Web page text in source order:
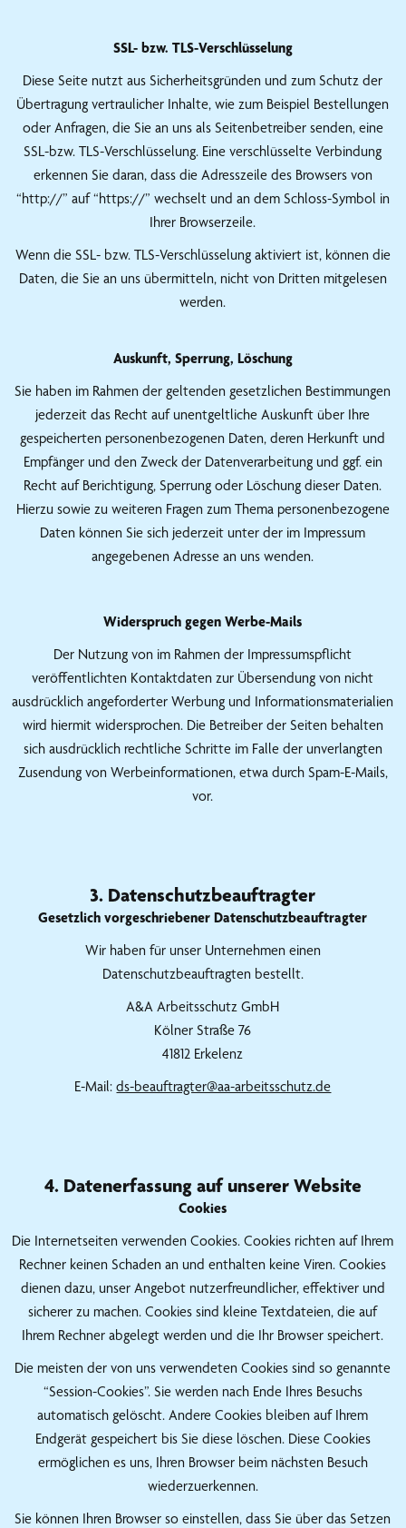
SSL- bzw. TLS-Verschlüsselung
Diese Seite nutzt aus Sicherheitsgründen und zum Schutz der
Übertragung vertraulicher Inhalte, wie zum Beispiel Bestellungen
oder Anfragen, die Sie an uns als Seitenbetreiber senden, eine
SSL-bzw. TLS-Verschlüsselung. Eine verschlüsselte Verbindung
erkennen Sie daran, dass die Adresszeile des Browsers von
“http://” auf “https://” wechselt und an dem Schloss-Symbol in
Ihrer Browserzeile.
Wenn die SSL- bzw. TLS-Verschlüsselung aktiviert ist, können die
Daten, die Sie an uns übermitteln, nicht von Dritten mitgelesen
werden.
Auskunft, Sperrung, Löschung
Sie haben im Rahmen der geltenden gesetzlichen Bestimmungen
jederzeit das Recht auf unentgeltliche Auskunft über Ihre
gespeicherten personenbezogenen Daten, deren Herkunft und
Empfänger und den Zweck der Datenverarbeitung und ggf. ein
Recht auf Berichtigung, Sperrung oder Löschung dieser Daten.
Hierzu sowie zu weiteren Fragen zum Thema personenbezogene
Daten können Sie sich jederzeit unter der im Impressum
angegebenen Adresse an uns wenden.
Widerspruch gegen Werbe-Mails
Der Nutzung von im Rahmen der Impressumspflicht
veröffentlichten Kontaktdaten zur Übersendung von nicht
ausdrücklich angeforderter Werbung und Informationsmaterialien
wird hiermit widersprochen. Die Betreiber der Seiten behalten
sich ausdrücklich rechtliche Schritte im Falle der unverlangten
Zusendung von Werbeinformationen, etwa durch Spam-E-Mails,
vor.
3. Datenschutzbeauftragter
Gesetzlich vorgeschriebener Datenschutzbeauftragter
Wir haben für unser Unternehmen einen
Datenschutzbeauftragten bestellt.
A&A Arbeitsschutz GmbH
Kölner Straße 76
41812 Erkelenz
E-Mail:ds-beauftragter@aa-arbeitsschutz.de
4. Datenerfassung auf unserer Website
Cookies
Die Internetseiten verwenden Cookies. Cookies richten auf Ihrem
Rechner keinen Schaden an und enthalten keine Viren. Cookies
dienen dazu, unser Angebot nutzerfreundlicher, effektiver und
sicherer zu machen. Cookies sind kleine Textdateien, die auf
Ihrem Rechner abgelegt werden und die Ihr Browser speichert.
Die meisten der von uns verwendeten Cookies sind so genannte
“Session-Cookies”. Sie werden nach Ende Ihres Besuchs
automatisch gelöscht. Andere Cookies bleiben auf Ihrem
Endgerät gespeichert bis Sie diese löschen. Diese Cookies
ermöglichen es uns, Ihren Browser beim nächsten Besuch
wiederzuerkennen.
Sie können Ihren Browser so einstellen, dass Sie über das Setzen